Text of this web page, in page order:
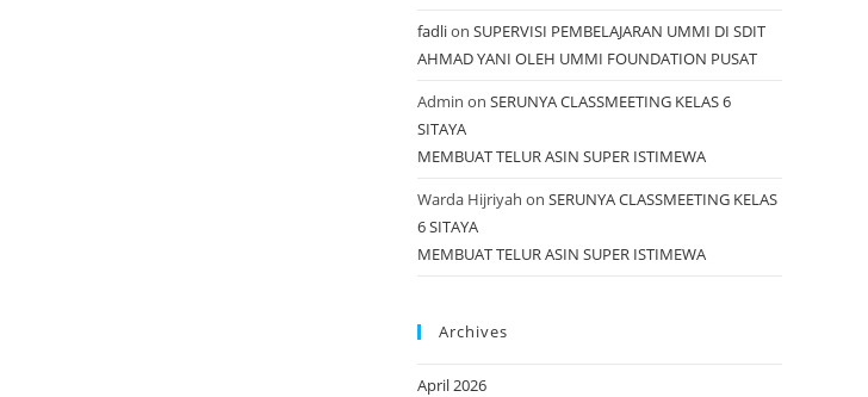
fadlion SUPERVISI PEMBELAJARAN UMMI DI SDIT
AHMAD YANI OLEH UMMI FOUNDATION PUSAT
Admin on SERUNYA CLASSMEETING KELAS 6
SITAYA
MEMBUAT TELUR ASIN SUPER ISTIMEWA
Warda Hijriyah on SERUNYA CLASSMEETING KELAS
6 SITAYA
MEMBUAT TELUR ASIN SUPER ISTIMEWA
Archives
April 2026